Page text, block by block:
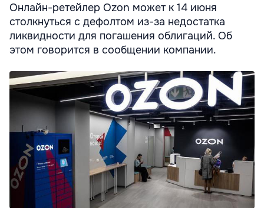
Онлайн-ретейлер Ozon может к 14 июня
столкнуться с дефолтом из-за недостатка
ликвидности для погашения облигаций. Об
этом говорится в сообщении компании.